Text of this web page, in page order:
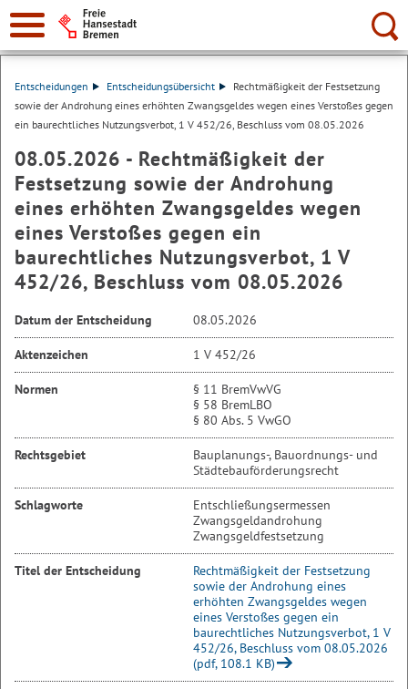
Suche:
Entscheidungen Entscheidungsübersicht
Rechtmäßigkeit der Festsetzung
sowie der Androhung eines erhöhten Zwangsgeldes wegen eines Verstoßes gegen
ein baurechtliches Nutzungsverbot, 1 V 452/26, Beschluss vom 08.05.2026
08.05.2026 - Rechtmäßigkeit der
Festsetzung sowie der Androhung
eines erhöhten Zwangsgeldes wegen
eines Verstoßes gegen ein
baurechtliches Nutzungsverbot, 1 V
452/26, Beschluss vom 08.05.2026
Datum der Entscheidung 08.05.2026
Aktenzeichen 1 V 452/26
Normen
§ 11 BremVwVG
§ 58 BremLBO
§ 80 Abs. 5 VwGO
Rechtsgebiet
Bauplanungs-, Bauordnungs- und
Städtebauförderungsrecht
Schlagworte
Entschließungsermessen
Zwangsgeldandrohung
Zwangsgeldfestsetzung
Titel der Entscheidung
Rechtmäßigkeit der Festsetzung
sowie der Androhung eines
erhöhten Zwangsgeldes wegen
eines Verstoßes gegen ein
baurechtliches Nutzungsverbot, 1 V
452/26, Beschluss vom 08.05.2026
(pdf, 108.1 KB)